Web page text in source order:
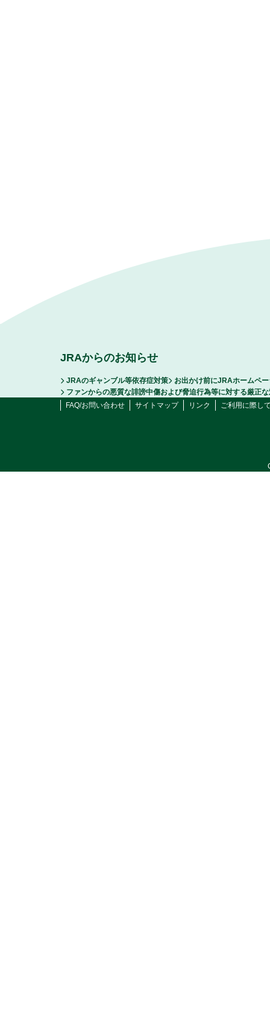
JRAからのお知らせ
JRAのギャンブル等依存症対策
お出かけ前にJRAホームペ
ファンからの悪質な誹謗中傷および脅迫行為等に対する厳正
FAQ/お問い合わせ
サイトマップ リンク ご利用に際し